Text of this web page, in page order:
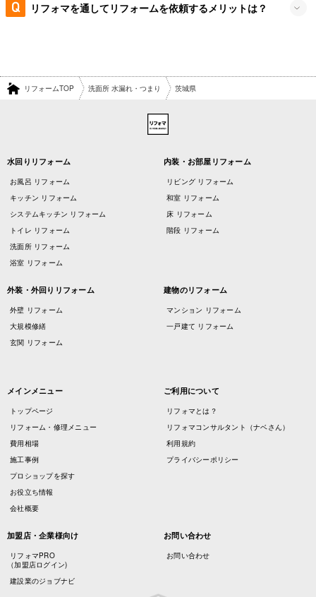
リフォマを通してリフォームを依頼するメリットは？
リフォームTOP 洗面所 水漏れ・つまり 茨城県
水回りリフォーム
お風呂 リフォーム
キッチン リフォーム
システムキッチン リフォーム
トイレ リフォーム
洗面所 リフォーム
浴室 リフォーム
内装・お部屋リフォーム
リビング リフォーム
和室 リフォーム
床 リフォーム
階段 リフォーム
外装・外回りリフォーム
外壁 リフォーム
大規模修繕
玄関 リフォーム
建物のリフォーム
マンション リフォーム
一戸建て リフォーム
メインメニュー
トップページ
リフォーム・修理メニュー
費用相場
施工事例
プロショップを探す
お役立ち情報
会社概要
ご利用について
リフォマとは？
リフォマコンサルタント（ナベさん）
利用規約
プライバシーポリシー
加盟店・企業様向け
リフォマPRO
（加盟店ログイン)
建設業のジョブナビ
お問い合わせ
お問い合わせ